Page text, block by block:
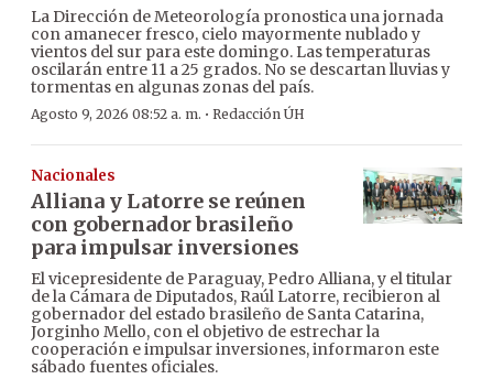
La Dirección de Meteorología pronostica una jornada
con amanecer fresco, cielo mayormente nublado y
vientos del sur para este domingo. Las temperaturas
oscilarán entre 11 a 25 grados. No se descartan lluvias y
tormentas en algunas zonas del país.
Agosto 9, 2026 08:52 a. m. · Redacción ÚH
Nacionales
Alliana y Latorre se reúnen
con gobernador brasileño
para impulsar inversiones
El vicepresidente de Paraguay, Pedro Alliana, y el titular
de la Cámara de Diputados, Raúl Latorre, recibieron al
gobernador del estado brasileño de Santa Catarina,
Jorginho Mello, con el objetivo de estrechar la
cooperación e impulsar inversiones, informaron este
sábado fuentes oficiales.